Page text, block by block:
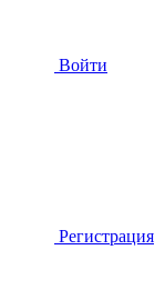
Войти
Регистрация